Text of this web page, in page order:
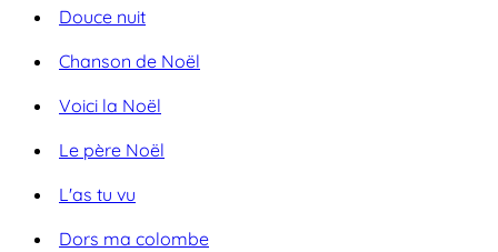
Douce nuit
Chanson de Noël
Voici la Noël
Le père Noël
L'as tu vu
Dors ma colombe